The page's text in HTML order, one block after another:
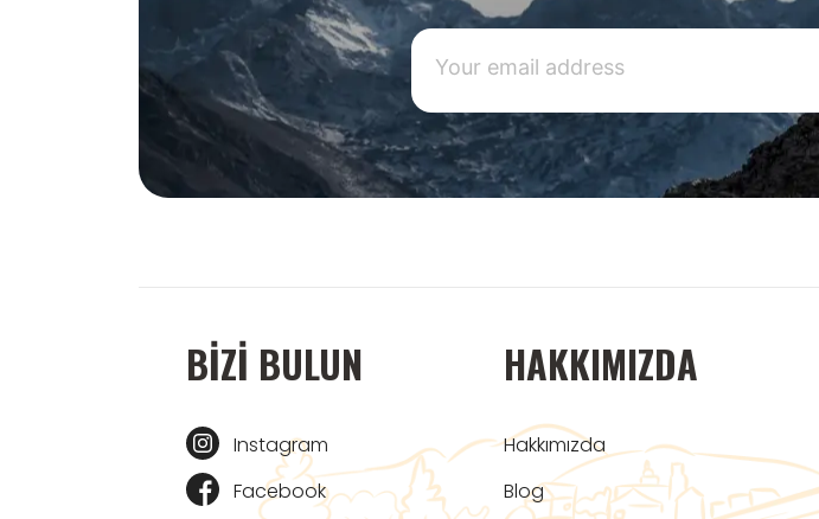
BIZI BULUN
Instagram
Facebook
HAKKIMIZDA
Hakkımızda
Blog